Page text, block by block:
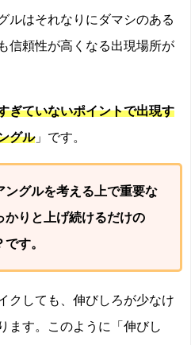
ルはそれなりにダマシのある
信頼性が高くなる出現場所が
ぎていないポイントで出現す
グル」です。
ングルを考える上で重要な
かりと上げ続けるだけの
です。
クしても、伸びしろが少なけ
ます。このように「伸びし